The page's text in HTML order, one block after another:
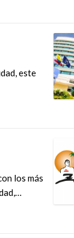
este
los más